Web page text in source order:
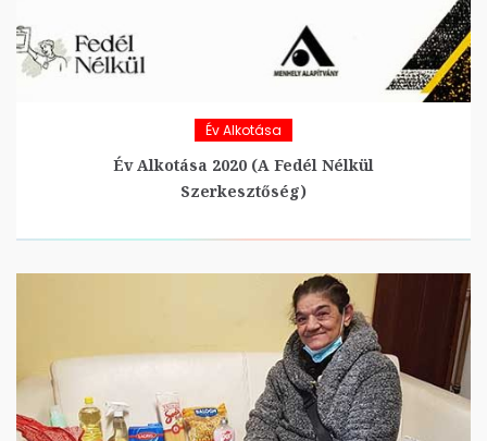
Év Alkotása
Év Alkotása 2020 (A Fedél Nélkül
Szerkesztőség)